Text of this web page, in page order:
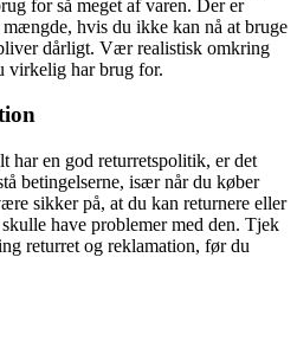
for så meget af varen. Der er
hvis du ikke kan nå at bruge
dårligt. Vær realistisk omkring
virkelig har brug for.
har en god returretspolitik, er det
betingelserne, især når du køber
sikker på, at du kan returnere eller
have problemer med den. Tjek
returret og reklamation, før du